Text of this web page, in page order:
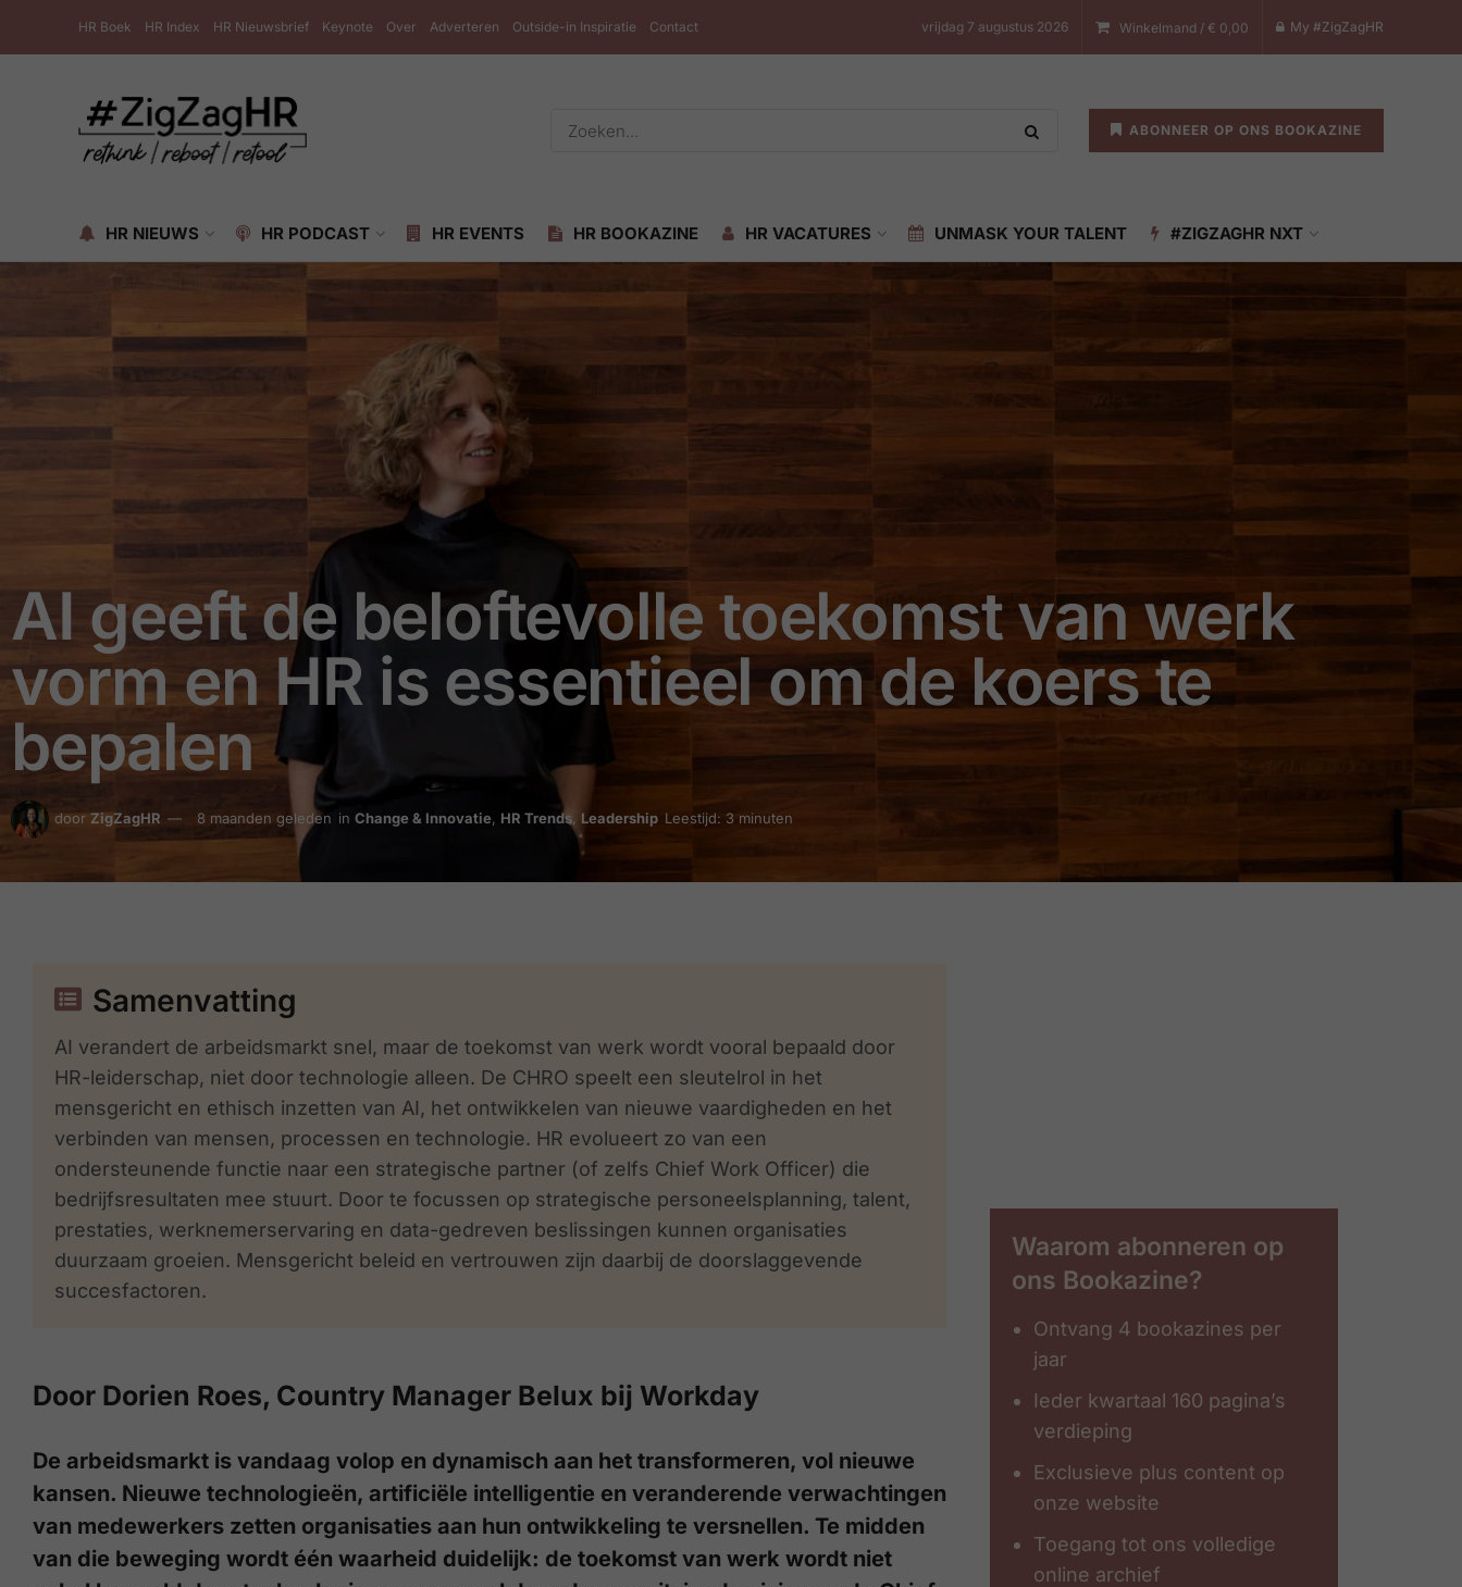
HR Boek HR Index HR Nieuwsbrief Keynote Over Adverteren Outside-in Inspiratie Contact vrijdag 7 augustus 2026 Winkelmand / € 0,00 My #ZigZagHR
ABONNEER OP ONS BOOKAZINE
HR NIEUWS HR PODCAST HR EVENTS HR BOOKAZINE HR VACATURES UNMASK YOUR TALENT #ZIGZAGHR NXT
AI geeft de beloftevolle toekomst van werk
vorm en HR is essentieel om de koers te
bepalen
door ZigZagHR 8 maanden geleden in Change & Innovatie, HR Trends Leadership Leestijd: 3 minuten
Samenvatting
AI verandert de arbeidsmarkt snel, maar de toekomst van werk wordt vooral bepaald door
HR-leiderschap, niet door technologie alleen. De CHRO speelt een sleutelrol in het
mensgericht en ethisch inzetten van AI, het ontwikkelen van nieuwe vaardigheden en het
verbinden van mensen, processen en technologie. HR evolueert zo van een
ondersteunende functie naar een strategische partner (of zelfs Chief Work Officer) die
bedrijfsresultaten mee stuurt. Door te focussen op strategische personeelsplanning, talent,
prestaties, werknemerservaring en data-gedreven beslissingen kunnen organisaties
duurzaam groeien. Mensgericht beleid en vertrouwen zijn daarbij de doorslaggevende
succesfactoren.
Door Dorien Roes, Country Manager Belux bij Workday
De arbeidsmarkt is vandaag volop en dynamisch aan het transformeren, vol nieuwe
kansen. Nieuwe technologieën, artificiële intelligentie en veranderende verwachtingen
van medewerkers zetten organisaties aan hun ontwikkeling te versnellen. Te midden
van die beweging wordt één waarheid duidelijk: de toekomst van werk wordt niet
Waarom abonneren op
ons Bookazine?
Ontvang 4 bookazines per
jaar
Ieder kwartaal 160 pagina’s
verdieping
Exclusieve plus content op
onze website
Toegang tot ons volledige
online archief